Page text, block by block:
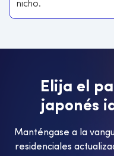
nicho.
Elija el pa
japonés i
Manténgase a la
residenciales